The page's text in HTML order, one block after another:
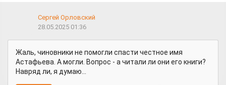
Сергей Орловский
28.05.2025 01:36
Жаль, чиновники не помогли спасти честное имя
Астафьева. А могли. Вопрос - а читали ли они его книги?
Навряд ли, я думаю...